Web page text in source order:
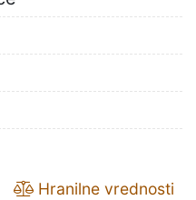
Hranilne vrednosti